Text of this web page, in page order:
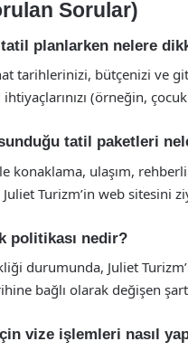
Sorular)
planlarken nelere
tarihlerinizi, bütçenizi ve
(örneğin,
tatil paketleri
konaklama, ulaşım,
Turizm’in web sitesini
politikası nedir?
durumunda, Juliet
bağlı olarak değişen
vize işlemleri nasıl